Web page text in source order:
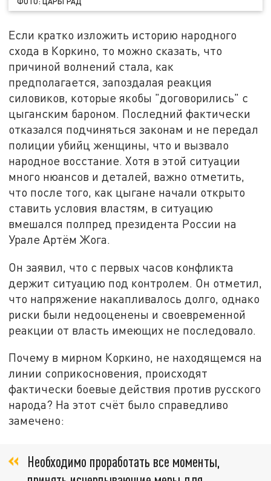
Если кратко изложить историю народного
схода в Коркино, то можно сказать, что
причиной волнений стала, как
предполагается, запоздалая реакция
силовиков, которые якобы "договорились" с
цыганским бароном. Последний фактически
отказался подчиняться законам и не передал
полиции убийц женщины, что и вызвало
народное восстание. Хотя в этой ситуации
много нюансов и деталей, важно отметить,
что после того, как цыгане начали открыто
ставить условия властям, в ситуацию
вмешался полпред президента России на
Урале Артём Жога.
Он заявил, что с первых часов конфликта
держит ситуацию под контролем. Он отметил,
что напряжение накапливалось долго, однако
риски были недооценены и своевременной
реакции от власть имеющих не последовало.
Почему в мирном Коркино, не находящемся на
линии соприкосновения, происходят
фактически боевые действия против русского
народа? На этот счёт было справедливо
замечено:
Необходимо проработать все моменты,